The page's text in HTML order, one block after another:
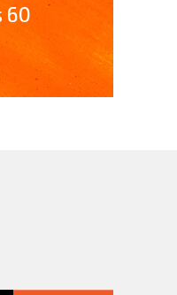
60